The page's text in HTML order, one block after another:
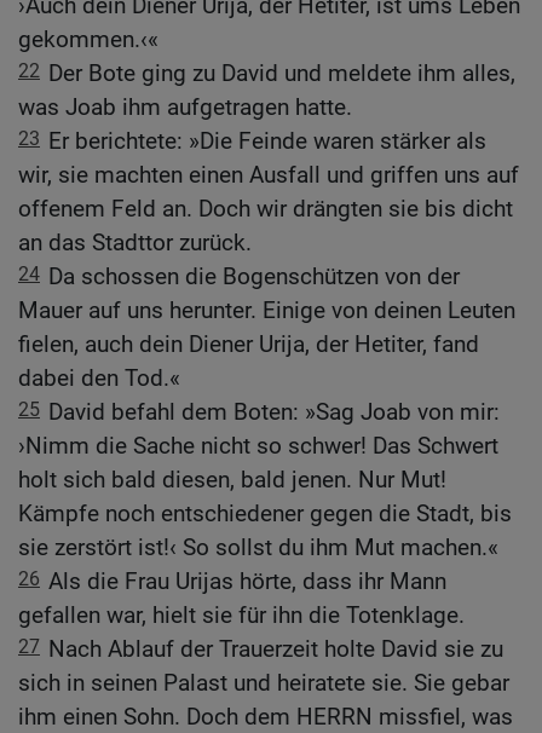
›Auch dein Diener Urija, der Hetiter, ist ums Leben
gekommen.‹«
22 Der Bote ging zu David und meldete ihm alles,
was Joab ihm aufgetragen hatte.
23 Er berichtete: »Die Feinde waren stärker als
wir, sie machten einen Ausfall und griffen uns auf
offenem Feld an. Doch wir drängten sie bis dicht
an das Stadttor zurück.
24 Da schossen die Bogenschützen von der
Mauer auf uns herunter. Einige von deinen Leuten
fielen, auch dein Diener Urija, der Hetiter, fand
dabei den Tod.«
25 David befahl dem Boten: »Sag Joab von mir:
›Nimm die Sache nicht so schwer! Das Schwert
holt sich bald diesen, bald jenen. Nur Mut!
Kämpfe noch entschiedener gegen die Stadt, bis
sie zerstört ist!‹ So sollst du ihm Mut machen.«
26 Als die Frau Urijas hörte, dass ihr Mann
gefallen war, hielt sie für ihn die Totenklage.
27 Nach Ablauf der Trauerzeit holte David sie zu
sich in seinen Palast und heiratete sie. Sie gebar
ihm einen Sohn. Doch dem HERRN missfiel, was